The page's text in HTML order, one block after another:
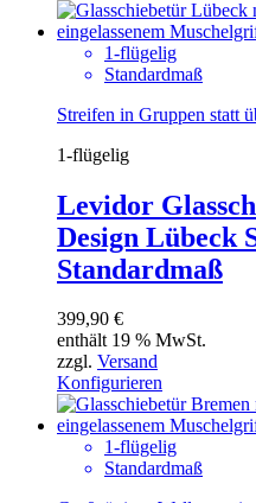
1-flügelig
Standardmaß
Streifen in Gruppen statt
1-flügelig
Levidor
Design Lübeck
Standardmaß
399,90 €
enthält 19 % MwSt.
zzgl. Versand
Konfigurieren
1-flügelig
Standardmaß